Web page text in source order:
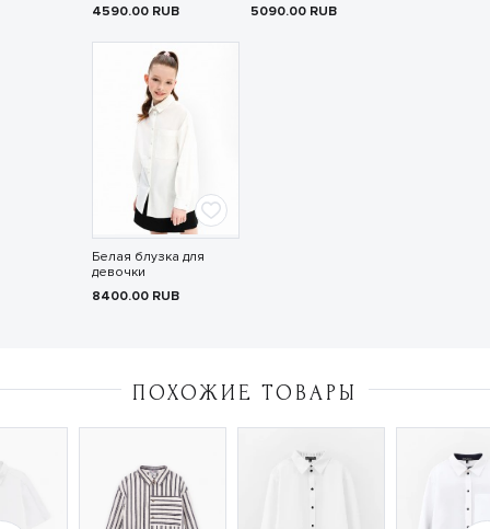
4590.00 RUB
5090.00 RUB
Белая блузка для
девочки
8400.00 RUB
ПОХОЖИЕ ТОВАРЫ